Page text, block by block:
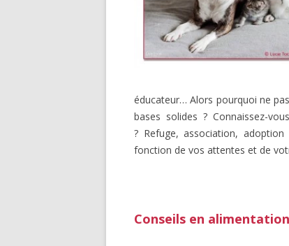
éducateur… Alors pourquoi ne
bases solides ? Connaissez-
? Refuge, association,
fonction de vos attentes et de
Conseils en alimentation